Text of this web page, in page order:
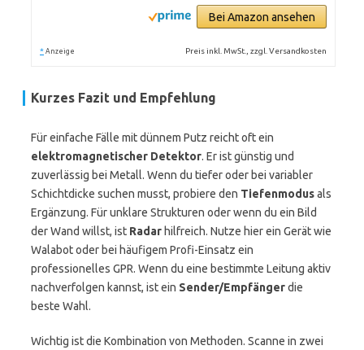
Bei Amazon ansehen
* Anzeige Preis inkl. MwSt., zzgl. Versandkosten
Kurzes Fazit und Empfehlung
Für einfache Fälle mit dünnem Putz reicht oft ein
elektromagnetischer Detektor. Er ist günstig und
zuverlässig bei Metall. Wenn du tiefer oder bei variabler
Schichtdicke suchen musst, probiere den Tiefenmodusals
Ergänzung. Für unklare Strukturen oder wenn du ein Bild
der Wand willst, ist Radar hilfreich. Nutze hier ein Gerät wie
Walabot oder bei häufigem Profi-Einsatz ein
professionelles GPR. Wenn du eine bestimmte Leitung aktiv
nachverfolgen kannst, ist ein Sender/Empfängerdie
beste Wahl.
Wichtig ist die Kombination von Methoden. Scanne in zwei